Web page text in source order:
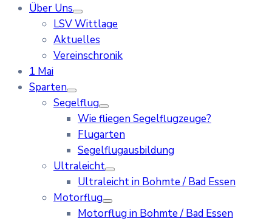
Über Uns
LSV Wittlage
Aktuelles
Vereinschronik
1 Mai
Sparten
Segelflug
Wie fliegen Segelflugzeuge?
Flugarten
Segelflugausbildung
Ultraleicht
Ultraleicht in Bohmte / Bad Essen
Motorflug
Motorflug in Bohmte / Bad Essen